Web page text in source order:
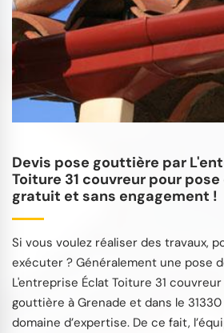
Devis pose gouttière par
Toiture 31 couvreur pour
gratuit et sans engagement !
Si vous voulez réaliser des travaux,
exécuter ? Généralement une pose
L'entreprise Éclat Toiture 31
gouttière à Grenade et dans le 31330
domaine d’expertise. De ce fait,